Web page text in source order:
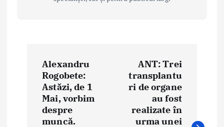
Alexandru
Rogobete:
Astăzi, de 1
Mai, vorbim
despre
muncă.
ANT: Trei
transplantu
ri de organe
au fost
realizate în
urma unei